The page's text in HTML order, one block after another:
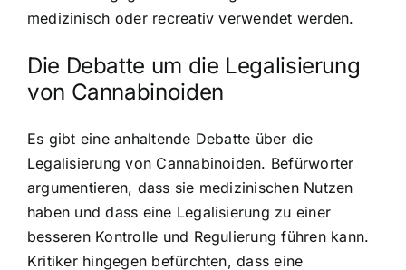
medizinisch oder recreativ verwendet werden.
Die Debatte um die Legalisierung
von Cannabinoiden
Es gibt eine anhaltende Debatte über die
Legalisierung von Cannabinoiden. Befürworter
argumentieren, dass sie medizinischen Nutzen
haben und dass eine Legalisierung zu einer
besseren Kontrolle und Regulierung führen kann.
Kritiker hingegen befürchten, dass eine